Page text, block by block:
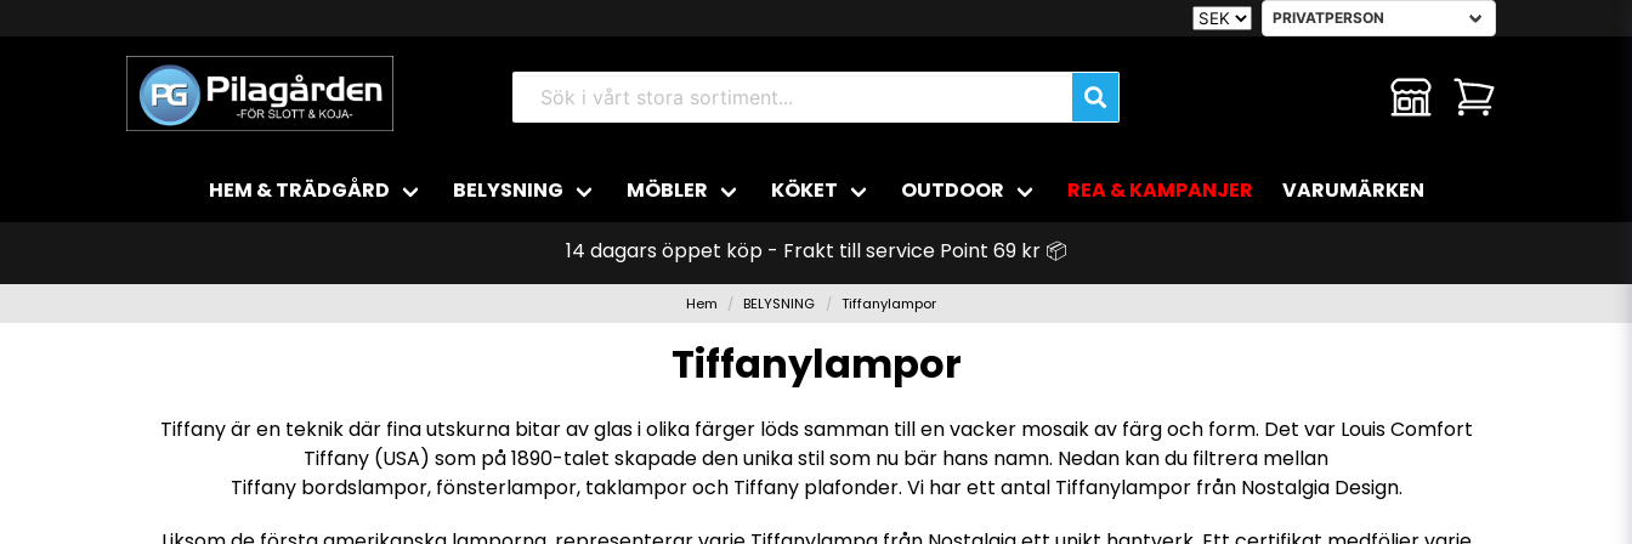
HEM & TRÄDGÅRD BELYSNING MÖBLER KÖKET OUTDOOR REA & KAMPANJER VARUMÄRKEN
14 dagars öppet köp - Frakt till service Point 69 kr 📦
Hem BELYSNING Tiffanylampor
Tiffanylampor
Tiffany är en teknik där fina utskurna bitar av glas i olika färger löds samman till en vacker mosaik av färg och form. Det var Louis Comfort
Tiffany (USA) som på 1890-talet skapade den unika stil som nu bär hans namn. Nedan kan du filtrera mellan
Tiffany bordslampor, fönsterlampor, taklampor och Tiffany plafonder. Vi har ett antal Tiffanylampor från Nostalgia Design.